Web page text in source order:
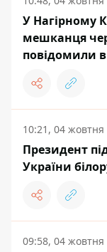
У Нагірному
мешканця
повідомили
10:21, 04 жовтня
Президент
України
09:58, 04 жовтня